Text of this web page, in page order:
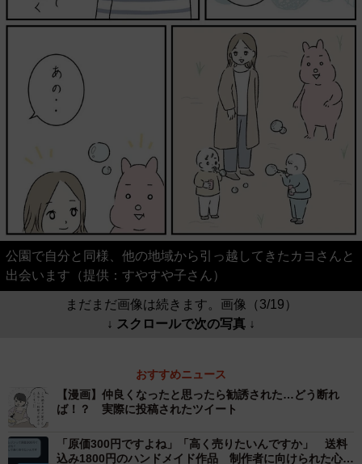
公園で自分と同様、他の地域から引っ越してきたカヨさんと
出会います（提供：すやすや子さん）
まだまだ画像は続きます。画像（3/19）
↓ スクロールで次の写真 ↓
おすすめニュース
【漫画】仲良くなったと思ったら勧誘された…どう断れ
ば！？ 実際に投稿されたツイート
「原価300円ですよね」「高く売りたいんですか」 送料
込み1800円のハンドメイド作品 制作者に向けられた心な